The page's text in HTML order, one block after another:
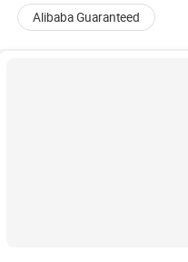
Alibaba Guaranteed